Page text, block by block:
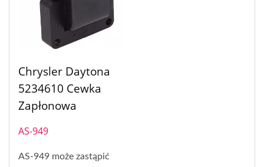
Chrysler Daytona
5234610 Cewka
Zapłonowa
AS-949
AS-949 może zastąpić